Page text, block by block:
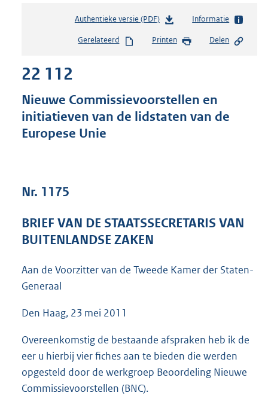
Authentieke versie (PDF)b
s
s
g
5
Informatie
Gerelateerd Printen Delen
22 112
Nieuwe Commissievoorstellen en
initiatieven van de lidstaten van de
Europese Unie
Nr. 1175
BRIEF VAN DE STAATSSECRETARIS VAN
BUITENLANDSE ZAKEN
Aan de Voorzitter van de Tweede Kamer der Staten-
Generaal
Den Haag, 23 mei 2011
Overeenkomstig de bestaande afspraken heb ik de
eer u hierbij vier fiches aan te bieden die werden
opgesteld door de werkgroep Beoordeling Nieuwe
Commissievoorstellen (BNC).